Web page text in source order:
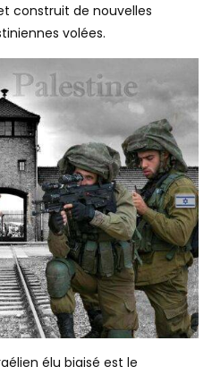
construit de nouvelles
volées.
élu biaisé est le